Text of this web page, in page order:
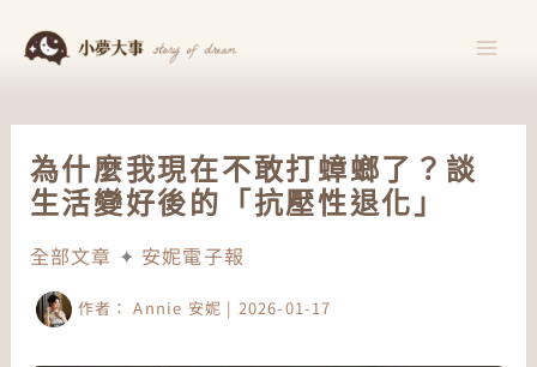
為什麼我現在不敢打蟑螂了？談
生活變好後的「抗壓性退化」
全部文章 ✦ 安妮電子報
作者： Annie 安妮 | 2026-01-17